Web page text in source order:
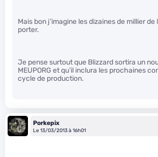
Mais bon j’imagine les dizaines de millier de
porter.
Je pense surtout que Blizzard sortira un
MEUPORG et qu’il inclura les prochaines
cycle de production.
Porkepix
Le 13/03/2013 à 16h01